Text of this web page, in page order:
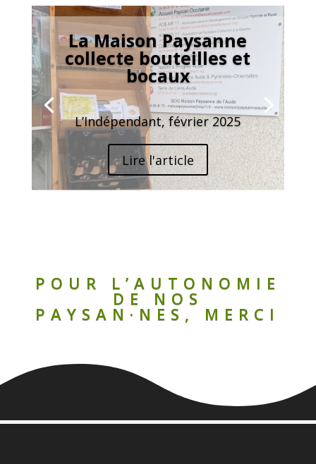
La Maison Paysanne
collecte bouteilles et
bocaux
L’Indépendant, février 2025
Lire l'article
POUR L’AUTONOMIE
DE NOS
PAYSAN·NES, MERCI